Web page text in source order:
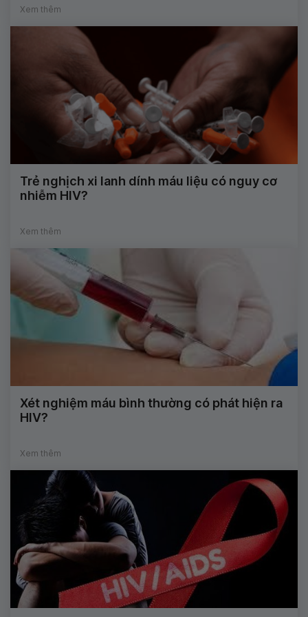
Xem thêm
Trẻ nghịch xi lanh dính máu liệu có nguy cơ
nhiễm HIV?
Xem thêm
Xét nghiệm máu bình thường có phát hiện ra
HIV?
Xem thêm